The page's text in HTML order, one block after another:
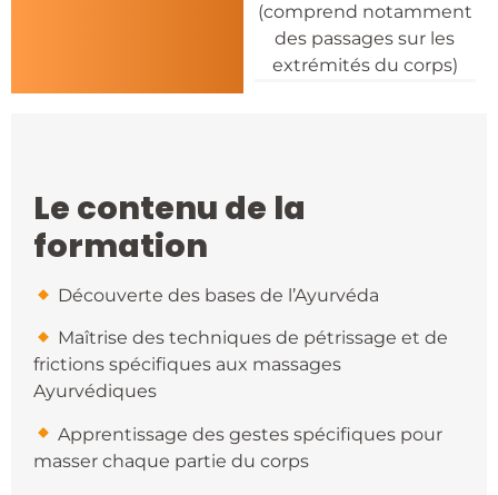
(comprend notamment
des passages sur les
extrémités du corps)
Le contenu de la
formation
​Découverte des bases de l’Ayurvéda
​Maîtrise des techniques de pétrissage et de
frictions spécifiques aux massages
Ayurvédiques
​Apprentissage des gestes spécifiques pour
masser chaque partie du corps